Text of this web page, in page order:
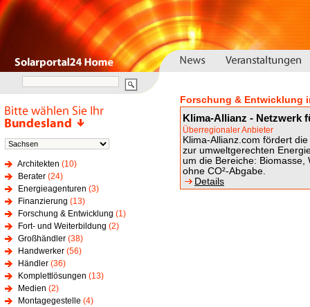
Architekten (10)
Berater (24)
Energieagenturen (3)
Finanzierung (13)
Forschung & Entwicklung (1)
Fort- und Weiterbildung (2)
Großhändler (38)
Handwerker (56)
Händler (36)
Komplettlösungen (13)
Medien (2)
Montagegestelle (4)
Forschung & Entwicklung
Klima-Allianz - Netzwerk
Überregionaler Anbieter
Klima-Allianz.com fördert
zur umweltgerechten
um die Bereiche:
ohne CO²-Abgabe.
Details